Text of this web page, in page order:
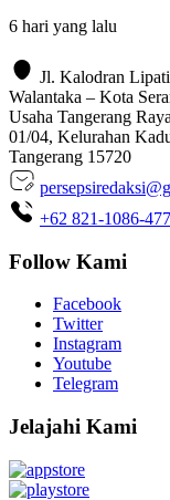
6 hari yang lalu
Jl. Kalodran
Walantaka – Kota
Usaha Tangerang
01/04, Kelurahan
Tangerang 15720
+62 821-1086-
Follow Kami
Facebook
Twitter
Instagram
Youtube
Telegram
Jelajahi Kami